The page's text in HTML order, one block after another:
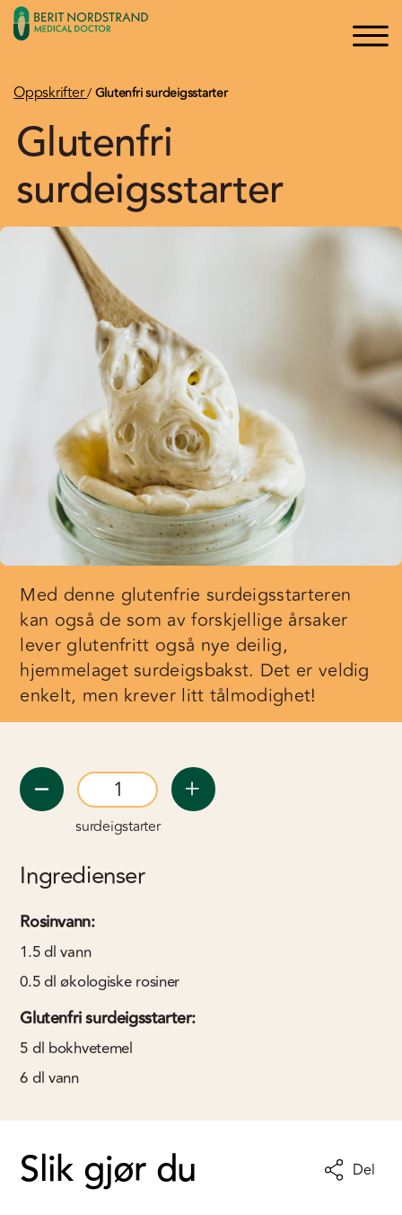
Søk ×
Bli medlem
Oppskrifter
Artikler
×
Oppskrifter/Glutenfri surdeigsstarter
Glutenfri
surdeigsstarter
Med denne glutenfrie surdeigsstarteren
kan også de som av forskjellige årsaker
lever glutenfritt også nye deilig,
hjemmelaget surdeigsbakst. Det er veldig
enkelt, men krever litt tålmodighet!
surdeigstarter
Ingredienser
Rosinvann:
1.5dl vann
0.5dl økologiske rosiner
Glutenfri surdeigsstarter:
5dl bokhvetemel
6dlvann
Slik gjør du Del